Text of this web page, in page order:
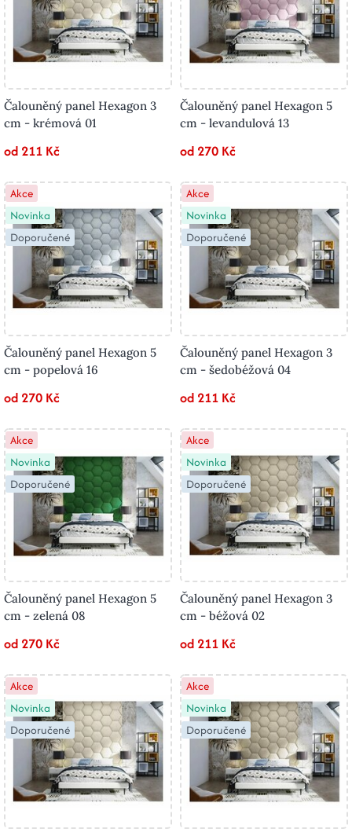
Čalouněný panel Hexagon 3
cm - krémová 01
od 211 Kč
Čalouněný panel Hexagon 5
cm - levandulová 13
od 270 Kč
Akce
Novinka
Doporučené
Čalouněný panel Hexagon 5
cm - popelová 16
od 270 Kč
Akce
Novinka
Doporučené
Čalouněný panel Hexagon 3
cm - šedobéžová 04
od 211 Kč
Akce
Novinka
Doporučené
Čalouněný panel Hexagon 5
cm - zelená 08
od 270 Kč
Akce
Novinka
Doporučené
Čalouněný panel Hexagon 3
cm - béžová 02
od 211 Kč
Akce
Novinka
Doporučené
Akce
Novinka
Doporučené